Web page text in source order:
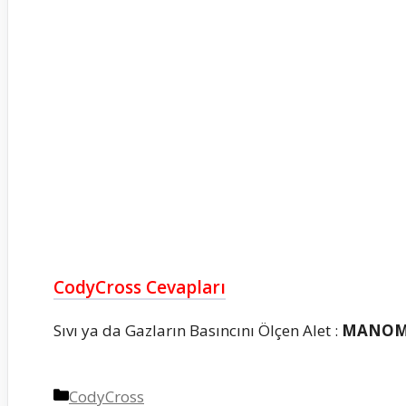
CodyCross Cevapları
Sıvı ya da Gazların Basıncını Ölçen Alet :
Kategoriler
CodyCross